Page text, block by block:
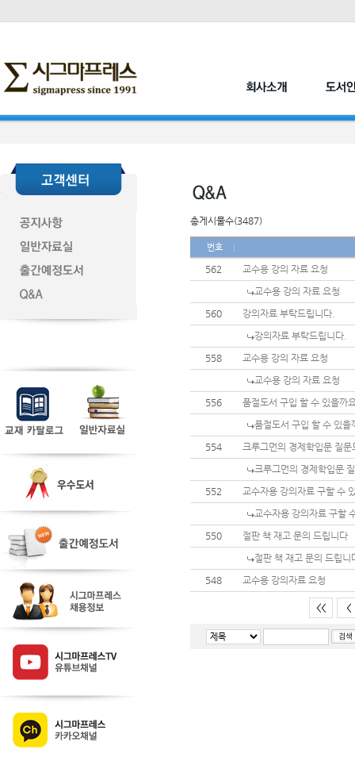
총게시물수(3487)
번호
562
교수용 강의 자료 요청
교수용 강의 자료 요청
560
강의자료 부탁드립니다.
강의자료 부탁드립니다.
558
교수용 강의 자료 요청
교수용 강의 자료 요청
556
품절도서 구입 할 수 있을까
품절도서 구입 할 수 있을
554
크루그먼의 경제학입문 질문
크루그먼의 경제학입문
552
교수자용 강의자료 구할 수
교수자용 강의자료 구할
550
절판 책 재고 문의 드립니다
절판 책 재고 문의 드립니
548
교수용 강의자료 요청
<< <